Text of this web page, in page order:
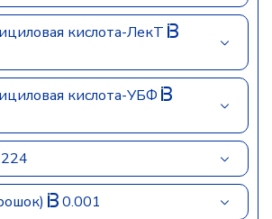
кислота-ЛекТ
кислота-УБФ
0.001